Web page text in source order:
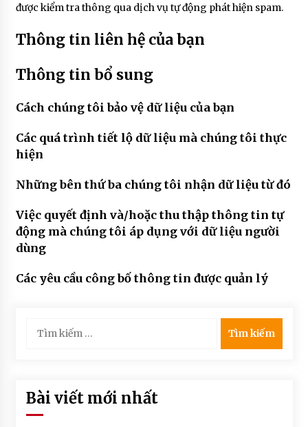
được kiểm tra thông qua dịch vụ tự động phát hiện spam.
Thông tin liên hệ của bạn
Thông tin bổ sung
Cách chúng tôi bảo vệ dữ liệu của bạn
Các quá trình tiết lộ dữ liệu mà chúng tôi thực
hiện
Những bên thứ ba chúng tôi nhận dữ liệu từ đó
Việc quyết định và/hoặc thu thập thông tin tự
động mà chúng tôi áp dụng với dữ liệu người
dùng
Các yêu cầu công bố thông tin được quản lý
kiếm
Bài viết mới nhất